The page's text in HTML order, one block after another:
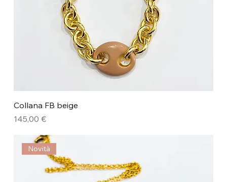
Collana FB beige
Prezzo
145,00 €
Novità